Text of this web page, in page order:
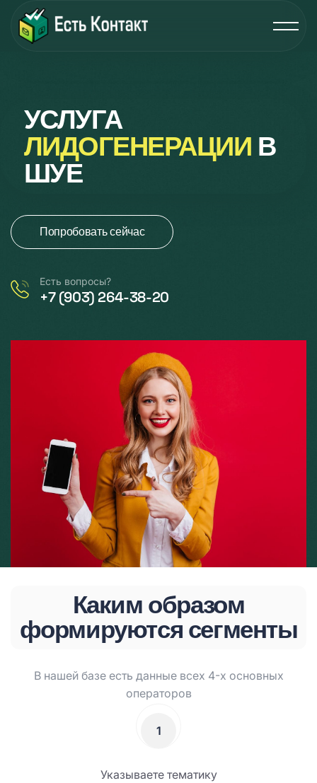
УСЛУГА
ЛИДОГЕНЕРАЦИИ В
ШУЕ
Попробовать сейчас
Есть вопросы?
+7 (903) 264-38-20
Каким образом
формируются сегменты
В нашей базе есть данные всех 4-х основных
операторов
1
Указываете тематику